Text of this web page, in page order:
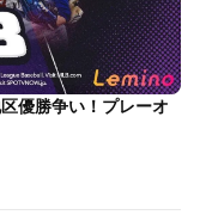
優勝争い！プレーオ